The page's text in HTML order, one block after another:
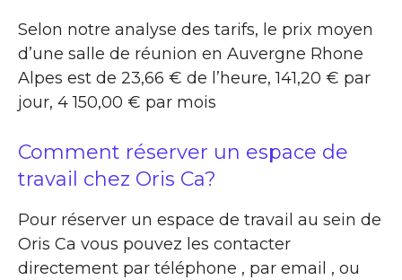
Selon notre analyse des tarifs, le prix moyen
d’une salle de réunion en Auvergne Rhone
Alpes est de 23,66 € de l’heure, 141,20 € par
jour, 4 150,00 € par mois
Comment réserver un espace de
travail chez Oris Ca?
Pour réserver un espace de travail au sein de
Oris Ca vous pouvez les contacter
directement par téléphone , par email , ou